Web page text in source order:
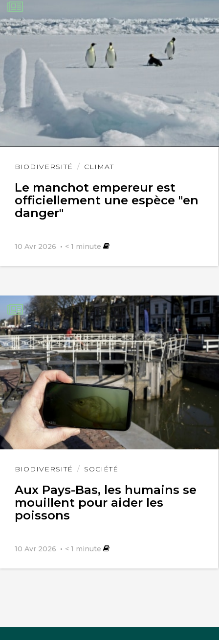
BIODIVERSITÉ CLIMAT
Le manchot empereur est
officiellement une espèce "en
danger"
10 Avr 2026 < 1 minute
Lire
BIODIVERSITÉ SOCIÉTÉ
Aux Pays-Bas, les humains se
mouillent pour aider les
poissons
10 Avr 2026 < 1 minute
Lire